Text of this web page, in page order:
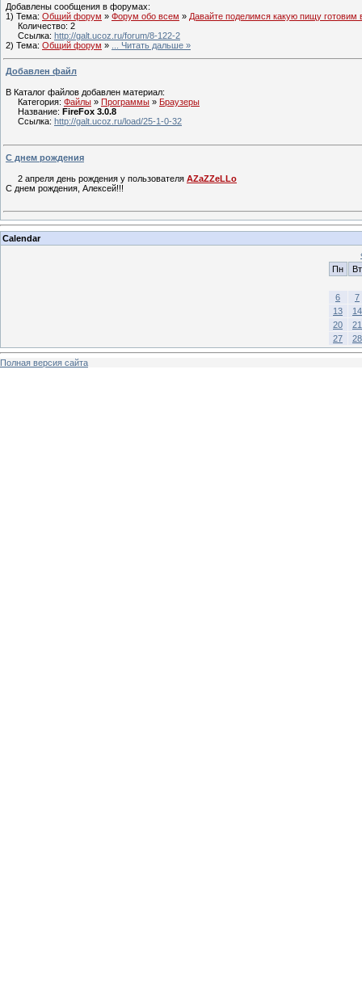
Добавлены сообщения в форумах:
1) Тема: Общий форум » Форум обо всем » Давайте поделимся какую пищу готовим
Количество: 2
Ссылка: http://galt.ucoz.ru/forum/8-122-2
2) Тема: Общий форум » Читать дальше »
Добавлен файл
В Каталог файлов добавлен материал:
Категория: Файлы » Программы » Браузеры
Название: FireFox 3.0.8
Ссылка: http://galt.ucoz.ru/load/25-1-0-32
С днем рождения
2 апреля день рождения у пользователя AZaZZeLLo
С днем рождения, Алексей!!!
Calendar
Пн
Вт
6
7
13
14
20
21
27
28
Полная версия сайта